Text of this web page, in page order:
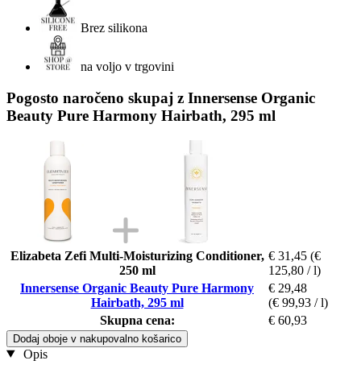
Brez silikona
na voljo v trgovini
Pogosto naročeno skupaj z Innersense Organic
Beauty Pure Harmony Hairbath, 295 ml
Elizabeta Zefi Multi-Moisturizing Conditioner,
250 ml
€ 31,45 (€
125,80 / l)
Innersense Organic Beauty Pure Harmony
Hairbath, 295 ml
€ 29,48
(€ 99,93 / l)
Skupna cena:
€ 60,93
Dodaj oboje v nakupovalno košarico
Opis